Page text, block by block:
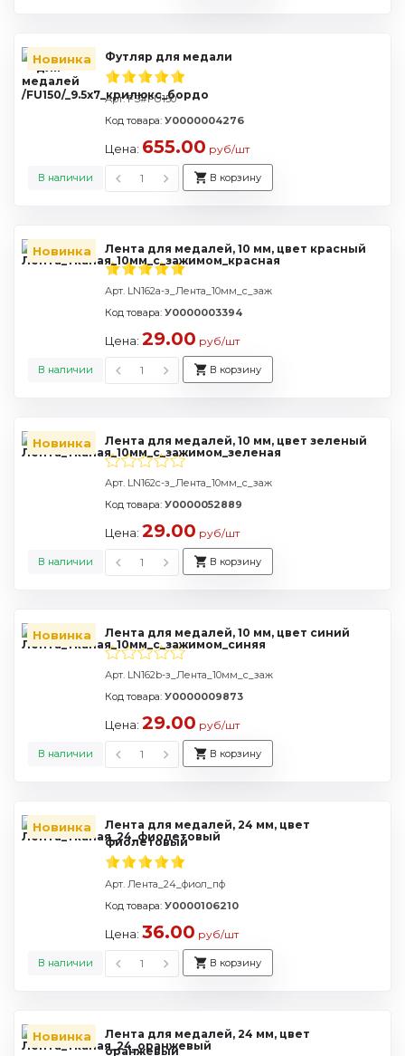
Новинка Футляр для медали
Арт. FS#FU150
В наличии
Код товара: У0000004276
Цена: 655.00 руб/шт
В корзину
Новинка Лента для медалей, 10 мм, цвет красный
Арт. LN162a-з_Лента_10мм_с_заж
В наличии
Код товара: У0000003394
Цена: 29.00 руб/шт
В корзину
Новинка Лента для медалей, 10 мм, цвет зеленый
Арт. LN162c-з_Лента_10мм_с_заж
В наличии
Код товара: У0000052889
Цена: 29.00 руб/шт
В корзину
Новинка Лента для медалей, 10 мм, цвет синий
Арт. LN162b-з_Лента_10мм_с_заж
В наличии
Код товара: У0000009873
Цена: 29.00 руб/шт
В корзину
Новинка
Лента для медалей, 24 мм, цвет
фиолетовый
Арт. Лента_24_фиол_пф
В наличии
Код товара: У0000106210
Цена: 36.00 руб/шт
В корзину
Новинка
Лента для медалей, 24 мм, цвет
оранжевый